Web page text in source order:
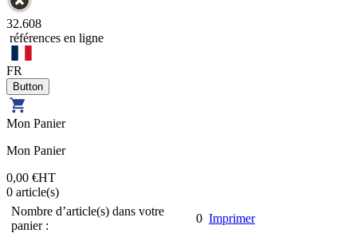
32.608
références en ligne
FR
Mon Panier
Mon Panier
0,00 €HT
0 article(s)
Nombre d’article(s) dans votre
panier :
0 Imprimer